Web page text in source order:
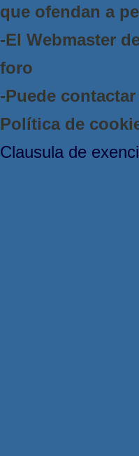
que ofendan a
-El Webmaster
foro
-Puede
Política de
Clausula de